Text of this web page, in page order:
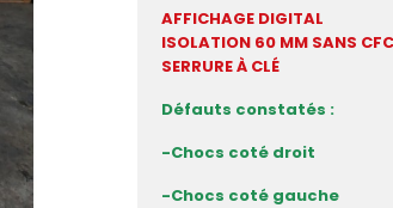
AFFICHAGE DIGITAL
ISOLATION 60 MM SANS CFC
SERRURE À CLÉ
Défauts constatés :
-Chocs coté droit
-Chocs coté gauche